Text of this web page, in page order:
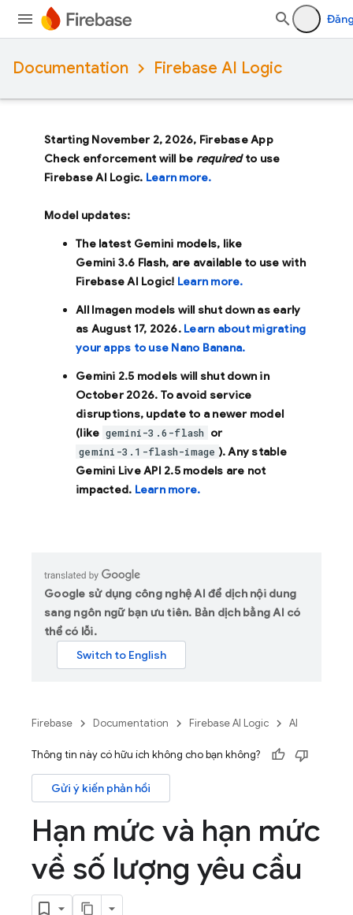
Documentation Firebase AI Logic
Starting November 2, 2026, Firebase App
Check enforcement will be requiredto use
Firebase AI Logic. Learn more.
Model updates:
The latest Gemini models, like
Gemini 3.6 Flash, are available to use with
Firebase AI Logic! Learn more.
All Imagen models will shut down as early
as August 17, 2026. Learn about migrating
your apps to use Nano Banana.
Gemini 2.5 models will shut down in
October 2026. To avoid service
disruptions, update to a newer model
(like gemini-3.6-flash or
gemini-3.1-flash-image ). Any stable
Gemini Live API 2.5 models are not
impacted. Learn more.
Google sử dụng công nghệ AI để dịch nội dung
sang ngôn ngữ bạn ưu tiên. Bản dịch bằng AI có
thể có lỗi.
Firebase Documentation Firebase AI Logic AI
Thông tin này có hữu ích không cho bạn không?
Gửi ý kiến phản hồi
Hạn mức và hạn mức
về số lượng yêu cầu